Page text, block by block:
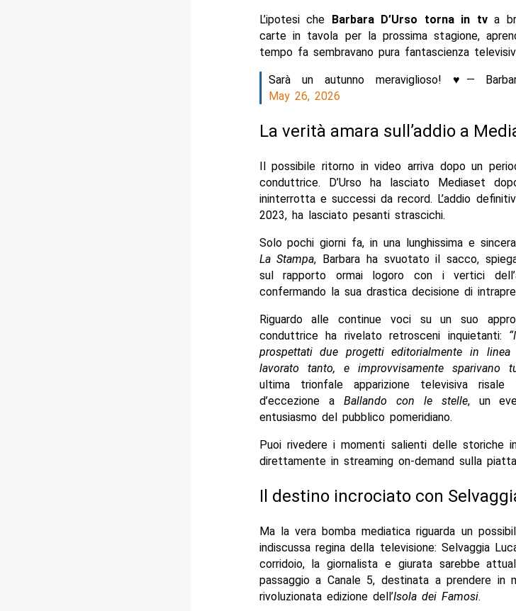
L’ipotesi che Barbara D’Urso torna in tva
carte in tavola per la prossima stagione,
tempo fa sembravano pura fantascienza
Sarà un autunno meraviglioso! ♥️—
May 26, 2026
La verità amara sull’addio a
Il possibile ritorno in video arriva dopo un
conduttrice. D’Urso ha lasciato Mediaset
ininterrotta e successi da record. L’addio
2023, ha lasciato pesanti strascichi.
Solo pochi giorni fa, in una lunghissima e
La Stampa, Barbara ha svuotato il sacco,
sul rapporto ormai logoro con i vertici
confermando la sua drastica decisione di
Riguardo alle continue voci su un suo
conduttrice ha rivelato retrosceni inquietanti:
prospettati due progetti editorialmente in
lavorato tanto, e improvvisamente sparivano
ultima trionfale apparizione televisiva
d’eccezione a Ballando con le stelle, un
entusiasmo del pubblico pomeridiano.
Puoi rivedere i momenti salienti delle
direttamente in streaming on-demand sulla
Il destino incrociato con
Ma la vera bomba mediatica riguarda un
indiscussa regina della televisione: Selvaggia
corridoio, la giornalista e giurata sarebbe
passaggio a Canale 5, destinata a prendere in
rivoluzionata edizione dell’Isola dei Famosi.